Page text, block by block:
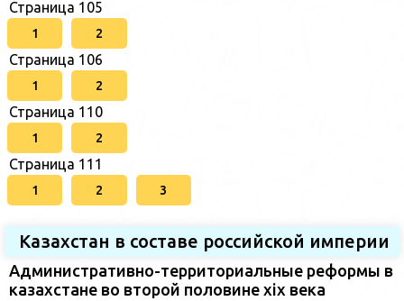
Страница 105
1 2
Страница 106
1 2
Страница 110
1 2
Страница 111
1 2 3
Казахстан в составе российской империи
Административно-территориальные реформы в
казахстане во второй половине xix века